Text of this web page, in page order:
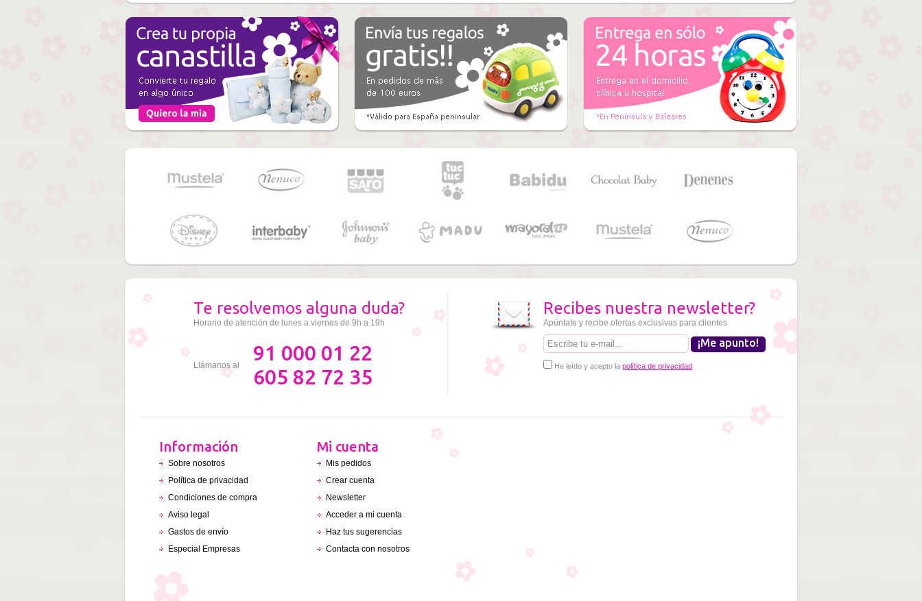
Te resolvemos alguna duda?
Horario de atención de lunes a viernes de 9h a 19h
Llámanos al
91 000 01 22
605 82 72 35
Recibes nuestra newsletter?
Apúntate y recibe ofertas exclusivas para clientes
He leído y acepto la política de privacidad
Información
Sobre nosotros
Política de privacidad
Condiciones de compra
Aviso legal
Gastos de envío
Especial Empresas
Mi cuenta
Mis pedidos
Crear cuenta
Newsletter
Acceder a mi cuenta
Haz tus sugerencias
Contacta con nosotros